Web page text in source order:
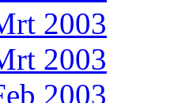
2003
2003
2003